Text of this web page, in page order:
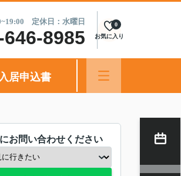
定休日：水曜日
646-8985 お気に入り
0
入居申込書
お問い合わせください